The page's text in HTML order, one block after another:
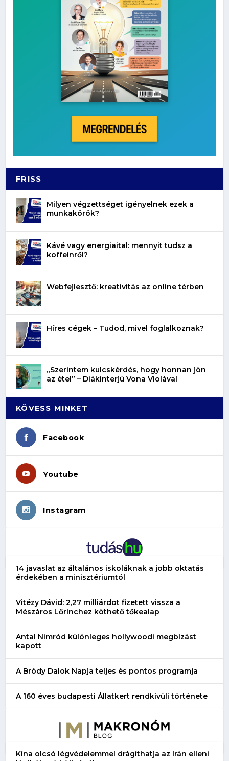
FRISS
Milyen végzettséget igényelnek ezek a
munkakörök?
Kávé vagy energiaital: mennyit tudsz a
koffeinről?
Webfejlesztő: kreativitás az online térben
Híres cégek – Tudod, mivel foglalkoznak?
„Szerintem kulcskérdés, hogy honnan jön
az étel” – Diákinterjú Vona Violával
KÖVESS MINKET
Facebook
Youtube
Instagram
14 javaslat az általános iskoláknak a jobb oktatás
érdekében a minisztériumtól
Vitézy Dávid: 2,27 milliárdot fizetett vissza a
Mészáros Lőrinchez köthető tőkealap
Antal Nimród különleges hollywoodi megbízást
kapott
A Bródy Dalok Napja teljes és pontos programja
A 160 éves budapesti Állatkert rendkívüli története
Kína olcsó légvédelemmel drágíthatja az Irán elleni